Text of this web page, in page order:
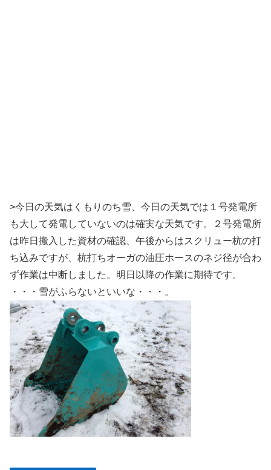
>今日の天気はくもりのち雪、今日の天気では１号発電所
も大して発電していないのは確実な天気です。２号発電所
は昨日搬入した資材の確認、午後からはスクリュー杭の打
ち込みですが、杭打ちオーガの油圧ホースのネジ径が合わ
ず作業は中断しました。明日以降の作業に期待です。
・・・雪がふらないといいな・・・。